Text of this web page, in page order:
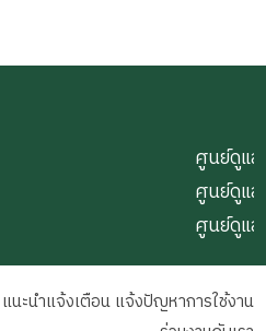
ศูนย์ดูแ
ศูนย์ดูแ
ศูนย์ดูแ
แนะนำแจ้งเตือน แจ้งปัญหาการใช้งาน